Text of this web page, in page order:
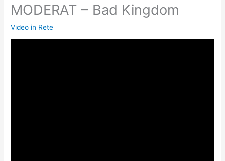
MODERAT – Bad Kingdom
Video in Rete